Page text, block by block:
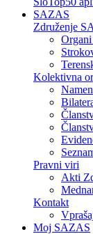
SAZAS
Združenje
Kolektivna
Pravni viri
Akti
Kontakt
Moj SAZAS